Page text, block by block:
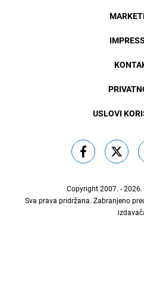
USLOVI
Copyright 2007. - 2026.
Sva prava pridržana. Zabranjeno